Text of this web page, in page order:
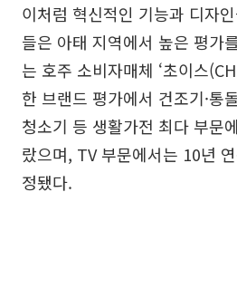
이처럼 혁신적인 기능과 디자
들은 아태 지역에서 높은 평가
는 호주 소비자매체 ‘초이스
한 브랜드 평가에서 건조기·통
청소기 등 생활가전 최다 부문
랐으며, TV 부문에서는 10년
정됐다.